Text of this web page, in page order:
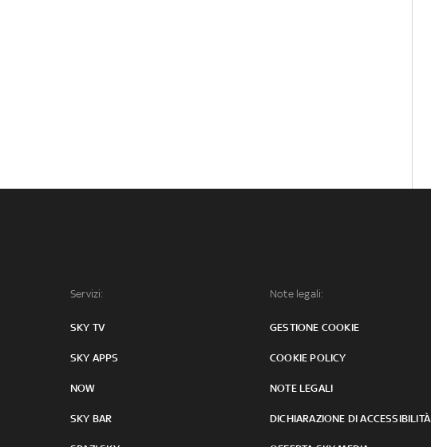
Servizi:
SKY TV
SKY APPS
NOW
SKY BAR
Note legali:
GESTIONE COOKIE
COOKIE POLICY
NOTE LEGALI
DICHIARAZIONE DI ACCESSIBILITÀ